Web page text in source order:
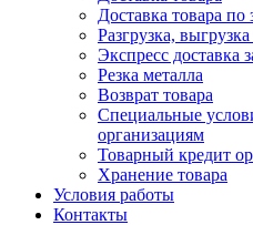
Доставка товара по
Разгрузка,
Экспресс доставка
Резка металла
Возврат товара
Специальные
организациям
Товарный кредит
Хранение товара
Условия работы
Контакты